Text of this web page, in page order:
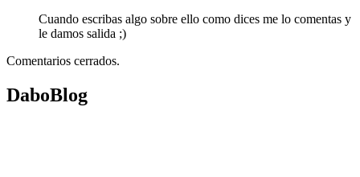
Cuando escribas algo sobre ello como dices me lo comentas y
le damos salida ;)
Comentarios cerrados.
DaboBlog